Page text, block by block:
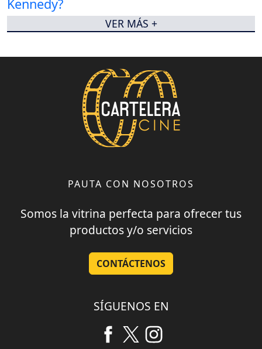
VER MÁS +
PAUTA CON NOSOTROS
Somos la vitrina perfecta para ofrecer tus
productos y/o servicios
CONTÁCTENOS
SÍGUENOS EN